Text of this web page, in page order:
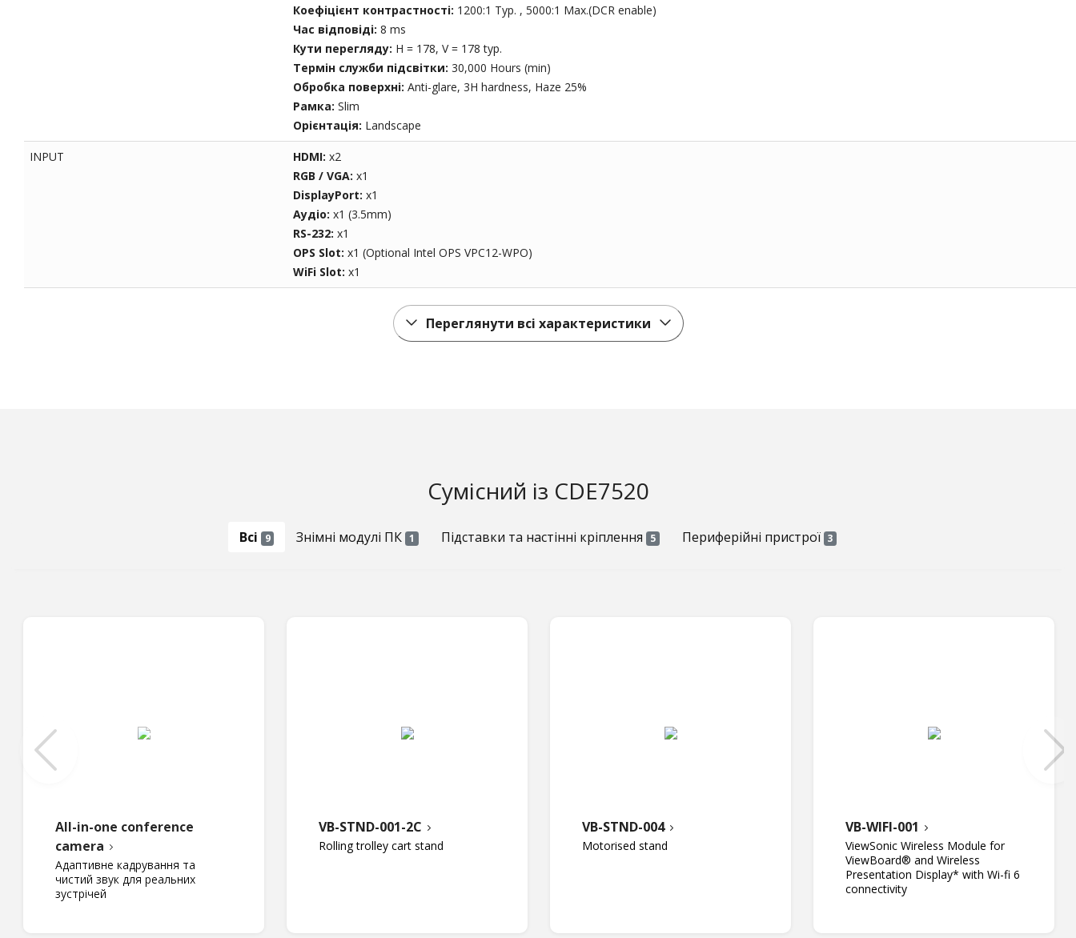
Коефіцієнт контрастності: 1200:1 Typ. , 5000:1 Max.(DCR enable)
Час відповіді: 8 ms
Кути перегляду: H = 178, V = 178 typ.
Термін служби підсвітки: 30,000 Hours (min)
Обробка поверхні: Anti-glare, 3H hardness, Haze 25%
Рамка: Slim
Орієнтація: Landscape
INPUT HDMI: x2
RGB / VGA: x1
DisplayPort: x1
Аудіо: x1 (3.5mm)
RS-232: x1
OPS Slot: x1 (Optional Intel OPS VPC12-WPO)
WiFi Slot: x1
Переглянути всі характеристики
Сумісний із CDE7520
Всі 9 Знімні модулі ПК 1 Підставки та настінні кріплення 5 Периферійні пристрої 3
All-in-one conference
camera
Адаптивне кадрування та
чистий звук для реальних
зустрічей
VB-STND-001-2C
Rolling trolley cart stand
VB-STND-004
Motorised stand
VB-WIFI-001
ViewSonic Wireless Module for
ViewBoard® and Wireless
Presentation Display* with Wi-fi 6
connectivity